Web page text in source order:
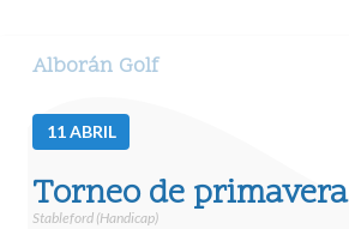
Alborán Golf
11ABRIL
Torneo de primavera
Stableford (Handicap)